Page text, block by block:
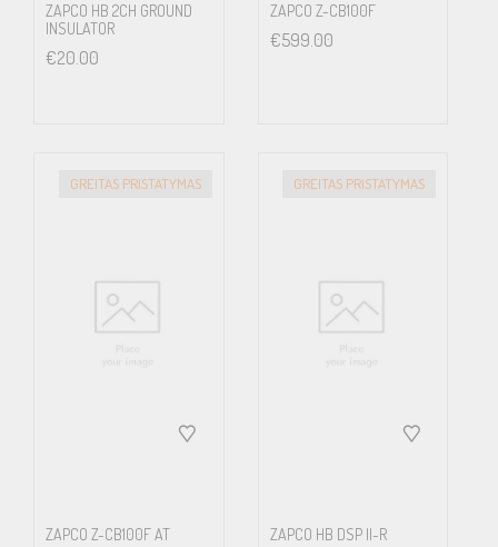
ZAPCO HB 2CH GROUND
INSULATOR
€20.00
ZAPCO Z-CB100F
€599.00
GREITAS PRISTATYMAS
ZAPCO Z-CB100F AT
GREITAS PRISTATYMAS
ZAPCO HB DSP II-R